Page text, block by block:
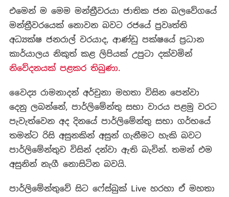
එමෙන් ම මෙම මන්ත්‍රීවරයා ජාතික ජන බලවේගයේ
මන්ත්‍රීවරයෙක් නොවන බවට රජයේ ප්‍රවෘත්ති
අධ්‍යක්ෂ ජනරාල් වරයාද, ආණ්ඩු පක්ෂයේ ප්‍රධාන
කාර්යාලය නිකුත් කළ ලිපියක් උපුටා දක්වමින්
නිවේදනයක් පළකර තිබුණා.
වෛද්‍ය රාමනාදන් අර්චුනා මහතා විසින පෙන්වා
දෙනු ලබන්නේ, පාර්ලිමේන්තු සභා වාරය පළමු වරට
පැවැත්වෙන අද දිනයේ පාර්ලිමේන්තු සභා ගර්භයේ
තමන්ට රිසි අසුනකින් අසුන් ගැනීමට හැකි බවට
පාර්ලිමේන්තුව විසින් දන්වා ඇති බැවින්. තමන් එම
අසුනින් නැගී නොසිටින බවයි.
පාර්ලිමේන්තුවේ සිට ෆේස්බුක් Live හරහා ඒ මහතා